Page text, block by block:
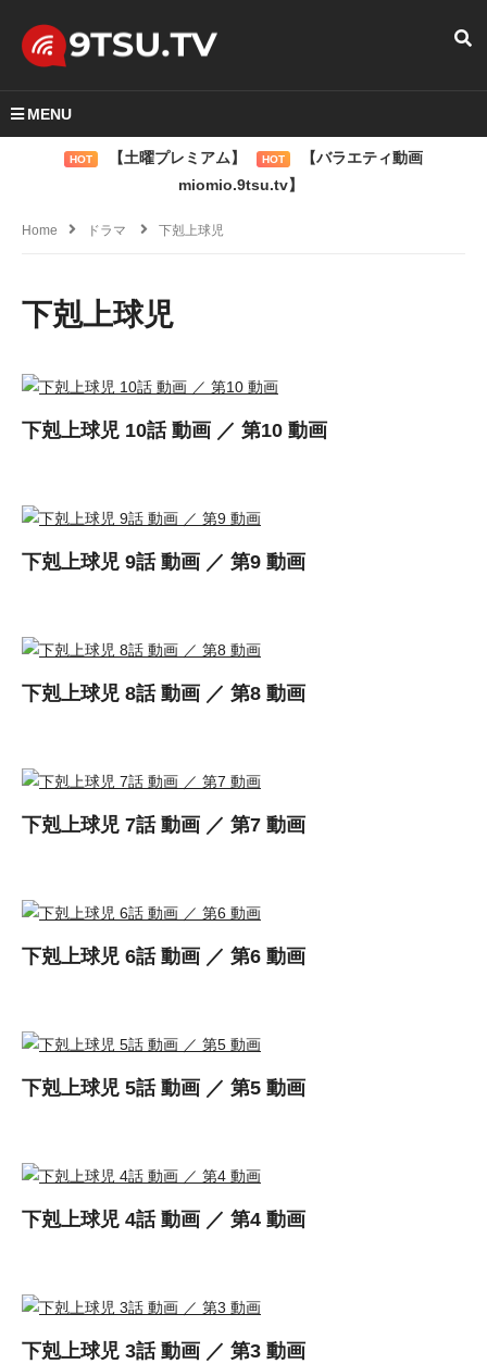
MENU
HOT 【土曜プレミアム】 HOT
【バラエティ動画
miomio.9tsu.tv】
Home ドラマ 下剋上球児
下剋上球児
下剋上球児 10話 動画 ／ 第10 動画
下剋上球児 9話 動画 ／ 第9 動画
下剋上球児 8話 動画 ／ 第8 動画
下剋上球児 7話 動画 ／ 第7 動画
下剋上球児 6話 動画 ／ 第6 動画
下剋上球児 5話 動画 ／ 第5 動画
下剋上球児 4話 動画 ／ 第4 動画
下剋上球児 3話 動画 ／ 第3 動画